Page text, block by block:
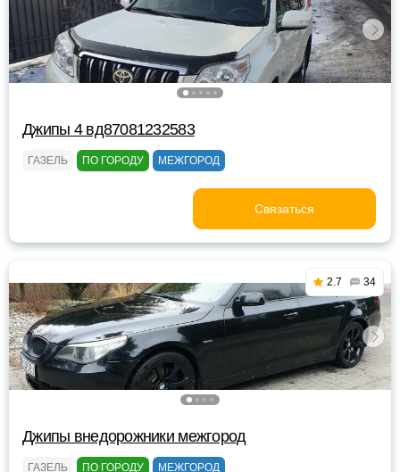
Джипы 4 вд87081232583
ГАЗЕЛЬ ПО ГОРОДУ МЕЖГОРОД
Связаться
2.7 34
Джипы внедорожники межгород
ГАЗЕЛЬ ПО ГОРОДУ МЕЖГОРОД